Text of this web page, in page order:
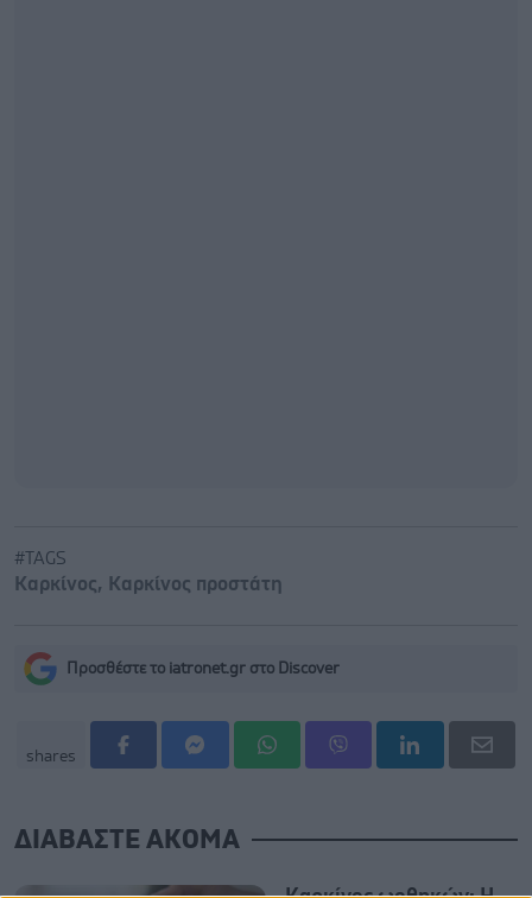
#TAGS
Καρκίνος, Καρκίνος προστάτη
Προσθέστε το iatronet.gr στο Discover
shares
ΔΙΑΒΑΣΤΕ ΑΚΟΜΑ